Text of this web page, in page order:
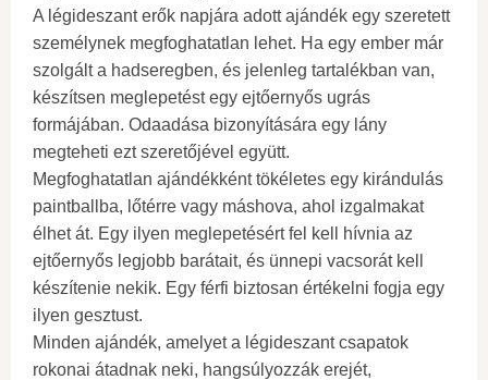
A légideszant erők napjára adott ajándék egy szeretett
személynek megfoghatatlan lehet. Ha egy ember már
szolgált a hadseregben, és jelenleg tartalékban van,
készítsen meglepetést egy ejtőernyős ugrás
formájában. Odaadása bizonyítására egy lány
megteheti ezt szeretőjével együtt.
Megfoghatatlan ajándékként tökéletes egy kirándulás
paintballba, lőtérre vagy máshova, ahol izgalmakat
élhet át. Egy ilyen meglepetésért fel kell hívnia az
ejtőernyős legjobb barátait, és ünnepi vacsorát kell
készítenie nekik. Egy férfi biztosan értékelni fogja egy
ilyen gesztust.
Minden ajándék, amelyet a légideszant csapatok
rokonai átadnak neki, hangsúlyozzák erejét,